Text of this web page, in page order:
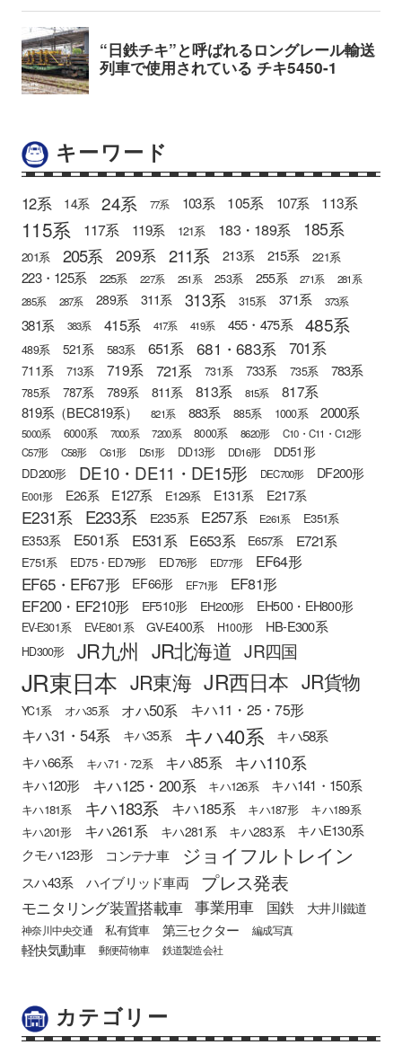
キーワード
12系 14系 24系 77系 103系 105系 107系 113系
115系 117系 119系 121系 183・189系 185系
201系 205系 209系 211系 213系 215系 221系
223・125系 225系 227系 251系 253系 255系 271系
281系
285系
287系 289系 311系 313系 315系 371系 373系
381系 383系 415系 417系 419系 455・475系 485系
489系 521系 583系 651系 681・683系 701系
711系 713系 719系 721系 731系 733系 735系 783系
785系 787系 789系 811系 813系 815系 817系
819系（BEC819系） 821系 883系 885系 1000系 2000系
5000系 6000系 7000系 7200系 8000系 8620形
C10・C11・C12形
C57形
C58形 C61形 D51形 DD13形 DD16形 DD51形
DD200形 DE10・DE11・DE15形 DEC700形 DF200形
E001形 E26系 E127系 E129系 E131系 E217系
E231系 E233系 E235系 E257系 E261系 E351系
E353系 E501系 E531系 E653系 E657系 E721系
E751系 ED75・ED79形 ED76形 ED77形 EF64形
EF65・EF67形 EF66形 EF71形
EF81形
EF200・EF210形
EF510形 EH200形 EH500・EH800形
EV-E301系 EV-E801系 GV-E400系 H100形 HB-E300系
HD300形 JR九州 JR北海道 JR四国
JR東日本 JR東海 JR西日本 JR貨物
YC1系 オハ35系 オハ50系 キハ11・25・75形
キハ31・54系 キハ35系 キハ40系 キハ58系
キハ66系 キハ71・72系 キハ85系 キハ110系
キハ120形 キハ125・200系 キハ126系 キハ141・150系
キハ181系 キハ183系 キハ185系 キハ187形
キハ189系
キハ201形
キハ261系 キハ281系 キハ283系
キハE130系
クモハ123形
コンテナ車 ジョイフルトレイン
スハ43系 ハイブリッド車両 プレス発表
モニタリング装置搭載車 事業用車 国鉄 大井川鐵道
神奈川中央交通 私有貨車 第三セクター 編成写真
軽快気動車 郵便荷物車 鉄道製造会社
カテゴリー